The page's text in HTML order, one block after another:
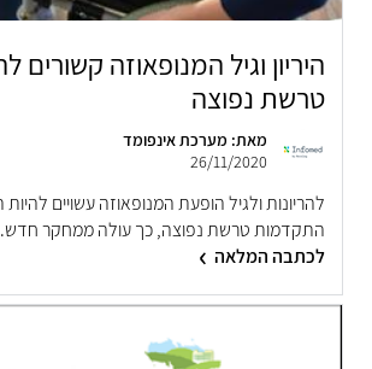
היריון וגיל המנופאוזה
טרשת נפוצה
מאת: מערכת אינפומד
26/11/2020
להריונות ולגיל הופעת המנופאוזה עשויים
התקדמות טרשת נפוצה, כך עולה ממחקר
לכתבה המלאה